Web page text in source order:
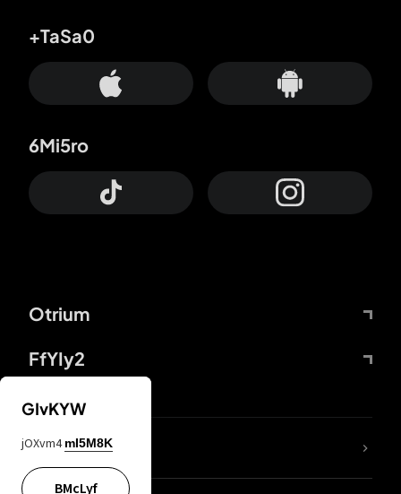
Otrium
FfYIy2
+TaSa0
6Mi5ro
DDcvSo
GIvKYW
jOXvm4 mI5M8K
BMcLyf